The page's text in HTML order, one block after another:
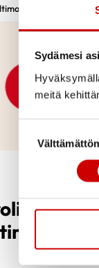
Sydämesi
meitä